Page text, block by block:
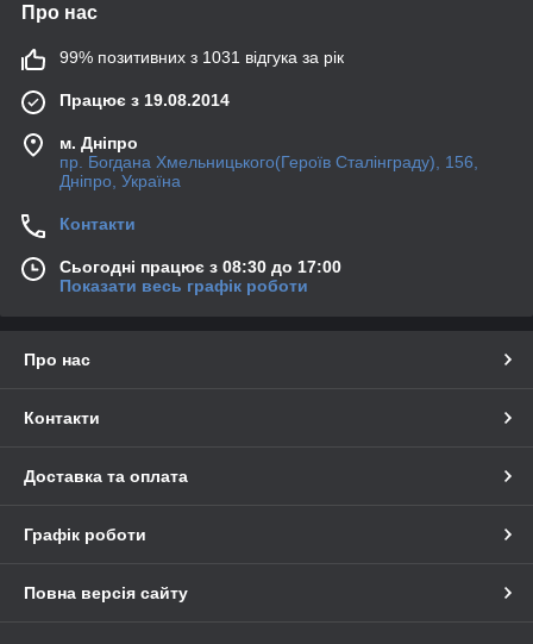
Про нас
99% позитивних з 1031 відгука за рік
Працює з 19.08.2014
м. Дніпро
пр. Богдана Хмельницького(Героїв Сталінграду), 156,
Дніпро, Україна
Контакти
Сьогодні працює з 08:30 до 17:00
Показати весь графік роботи
Про нас
Контакти
Доставка та оплата
Графік роботи
Повна версія сайту